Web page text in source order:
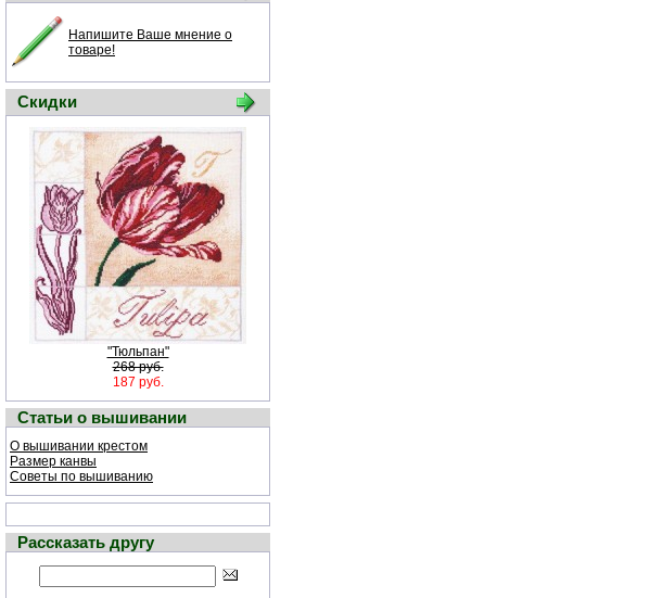
Напишите Ваше мнение о
товаре!
Скидки
"Тюльпан"
268 руб.
187 руб.
Статьи о вышивании
О вышивании крестом
Размер канвы
Советы по вышиванию
Рассказать другу